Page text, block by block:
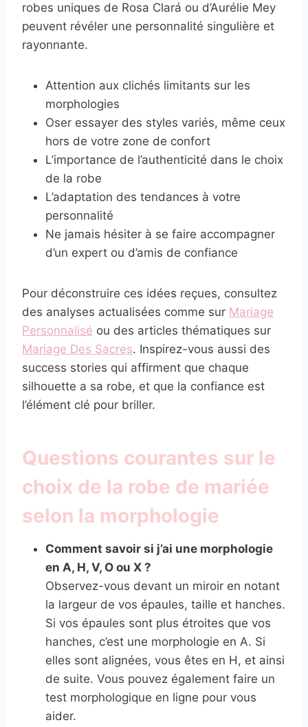
robes uniques de Rosa Clará ou d’Aurélie Mey
peuvent révéler une personnalité singulière et
rayonnante.
Attention aux clichés limitants sur les
morphologies
Oser essayer des styles variés, même ceux
hors de votre zone de confort
L’importance de l’authenticité dans le choix
de la robe
L’adaptation des tendances à votre
personnalité
Ne jamais hésiter à se faire accompagner
d’un expert ou d’amis de confiance
Pour déconstruire ces idées reçues, consultez
des analyses actualisées comme sur Mariage
Personnalisé ou des articles thématiques sur
Mariage Des Sacres. Inspirez-vous aussi des
success stories qui affirment que chaque
silhouette a sa robe, et que la confiance est
l’élément clé pour briller.
Questions courantes sur le
choix de la robe de mariée
selon la morphologie
Comment savoir si j’ai une morphologie
en A, H, V, O ou X ?
Observez-vous devant un miroir en notant
la largeur de vos épaules, taille et hanches.
Si vos épaules sont plus étroites que vos
hanches, c’est une morphologie en A. Si
elles sont alignées, vous êtes en H, et ainsi
de suite. Vous pouvez également faire un
test morphologique en ligne pour vous
aider.